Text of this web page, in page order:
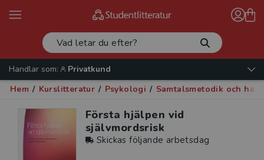
Handlar som:
Privatkund
Hem / Kurslitteratur / Psykologi / Samtalsmetodik och
Första hjälpen vid
självmordsrisk
Skickas följande arbetsdag